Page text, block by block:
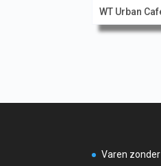
WT Urban
Varen